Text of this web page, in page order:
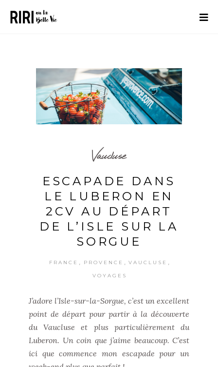
Vaucluse
ESCAPADE DANS
LE LUBERON EN
2CV AU DÉPART
DE L’ISLE SUR LA
SORGUE
FRANCE , PROVENCE , VAUCLUSE ,
VOYAGES
J’adore l’Isle-sur-la-Sorgue, c’est un excellent
point de départ pour partir à la découverte
du Vaucluse et plus particulièrement du
Luberon. Un coin que j’aime beaucoup. C’est
ici que commence mon escapade pour un